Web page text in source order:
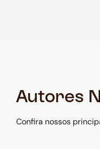
Autores
Confira nossos